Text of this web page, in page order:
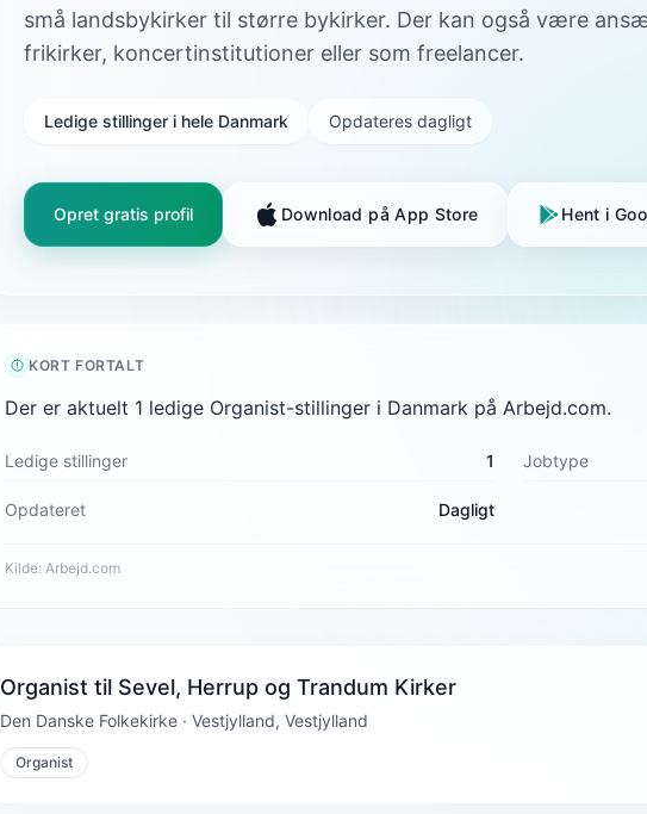
små landsbykirker til større bykirker. Der kan også være
frikirker, koncertinstitutioner eller som freelancer.
Ledige stillinger i hele Danmark Opdateres dagligt
Opret gratis profil Download på App Store Hent i
KORT FORTALT
Der er aktuelt 1 ledige Organist-stillinger i Danmark på Arbejd.com.
Ledige stillinger 1 Jobtype
Opdateret Dagligt
Kilde: Arbejd.com
Organist til Sevel, Herrup og Trandum Kirker
Den Danske Folkekirke · Vestjylland, Vestjylland
Organist